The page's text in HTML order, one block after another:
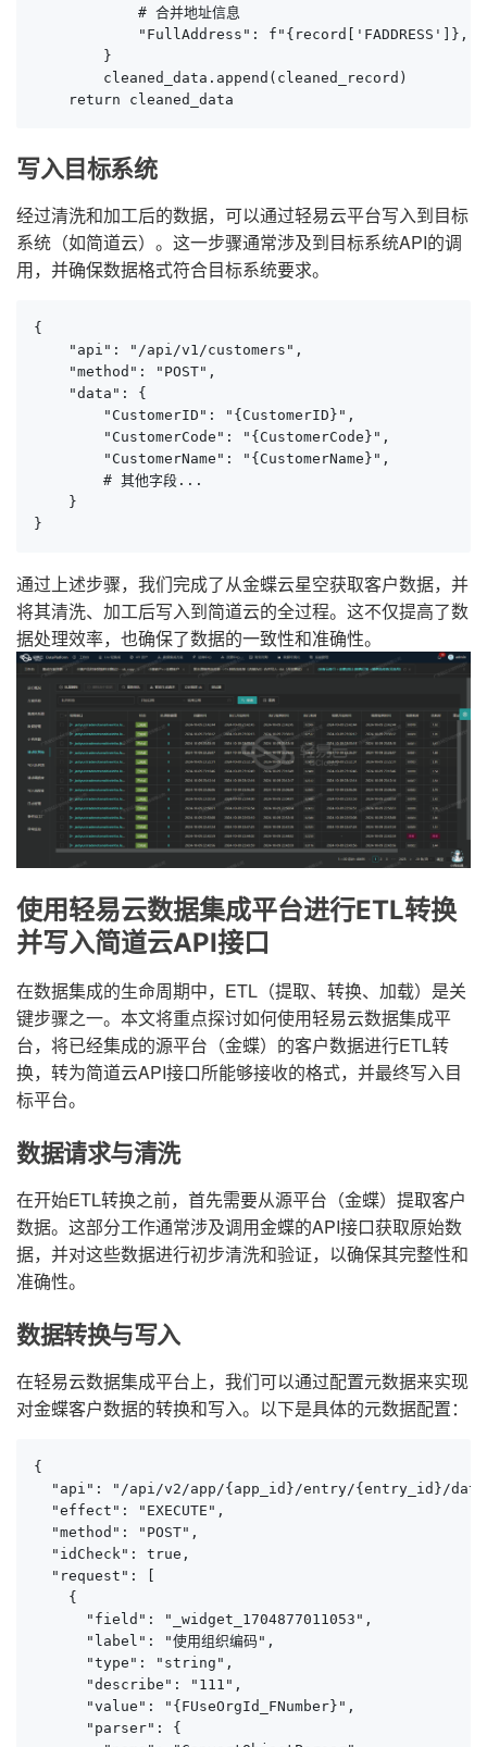
            # 合并地址信息
"FullAddress": f"{record['FADDRESS']},
        }
        cleaned_data.append(cleaned_record)
    return cleaned_data
写入目标系统
经过清洗和加工后的数据，可以通过轻易云平台写入到目标
系统（如简道云）。这一步骤通常涉及到目标系统API的调
用，并确保数据格式符合目标系统要求。
{
    "api": "/api/v1/customers",
    "method": "POST",
    "data": {
        "CustomerID": "{CustomerID}",
        "CustomerCode": "{CustomerCode}",
        "CustomerName": "{CustomerName}",
        # 其他字段...
    }
}
通过上述步骤，我们完成了从金蝶云星空获取客户数据，并
将其清洗、加工后写入到简道云的全过程。这不仅提高了数
据处理效率，也确保了数据的一致性和准确性。
使用轻易云数据集成平台进行ETL转换
并写入简道云API接口
在数据集成的生命周期中，ETL（提取、转换、加载）是关
键步骤之一。本文将重点探讨如何使用轻易云数据集成平
台，将已经集成的源平台（金蝶）的客户数据进行ETL转
换，转为简道云API接口所能够接收的格式，并最终写入目
标平台。
数据请求与清洗
在开始ETL转换之前，首先需要从源平台（金蝶）提取客户
数据。这部分工作通常涉及调用金蝶的API接口获取原始数
据，并对这些数据进行初步清洗和验证，以确保其完整性和
准确性。
数据转换与写入
在轻易云数据集成平台上，我们可以通过配置元数据来实现
对金蝶客户数据的转换和写入。以下是具体的元数据配置：
{
"api": "/api/v2/app/{app_id}/entry/{entry_id}/
  "effect": "EXECUTE",
  "method": "POST",
  "idCheck": true,
  "request": [
    {
      "field": "_widget_1704877011053",
      "label": "使用组织编码",
      "type": "string",
      "describe": "111",
      "value": "{FUseOrgId_FNumber}",
      "parser": {